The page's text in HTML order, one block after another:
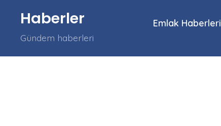
Haberler
Gündem haberleri
Emlak Haberleri